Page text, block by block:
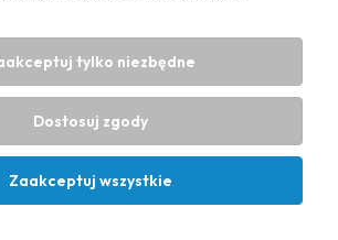
tapicerskich Adrian| ul. Chorzowska
100 Gliwice, woj. śląskie | E-mail:
6312703341
i wykonanie:Ecommercy.pl
tylko niezbędne
Dostosuj zgody
Zaakceptuj wszystkie